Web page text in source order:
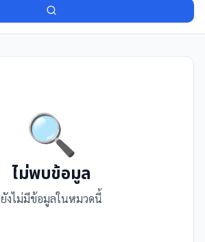
🔍
ไม่พบข้อมูล
ยังไม่มีข้อมูลในหมวดนี้